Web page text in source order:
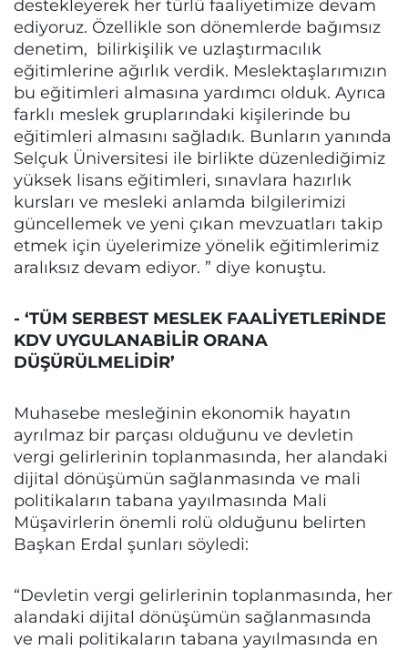
destekleyerek her türlü faaliyetimize devam
ediyoruz. Özellikle son dönemlerde bağımsız
denetim, bilirkişilik ve uzlaştırmacılık
eğitimlerine ağırlık verdik. Meslektaşlarımızın
bu eğitimleri almasına yardımcı olduk. Ayrıca
farklı meslek gruplarındaki kişilerinde bu
eğitimleri almasını sağladık. Bunların yanında
Selçuk Üniversitesi ile birlikte düzenlediğimiz
yüksek lisans eğitimleri, sınavlara hazırlık
kursları ve mesleki anlamda bilgilerimizi
güncellemek ve yeni çıkan mevzuatları takip
etmek için üyelerimize yönelik eğitimlerimiz
aralıksız devam ediyor. ” diye konuştu.
- ‘TÜM SERBEST MESLEK FAALİYETLERİNDE
KDV UYGULANABİLİR ORANA
DÜŞÜRÜLMELİDİR’
Muhasebe mesleğinin ekonomik hayatın
ayrılmaz bir parçası olduğunu ve devletin
vergi gelirlerinin toplanmasında, her alandaki
dijital dönüşümün sağlanmasında ve mali
politikaların tabana yayılmasında Mali
Müşavirlerin önemli rolü olduğunu belirten
Başkan Erdal şunları söyledi:
“Devletin vergi gelirlerinin toplanmasında, her
alandaki dijital dönüşümün sağlanmasında
ve mali politikaların tabana yayılmasında en